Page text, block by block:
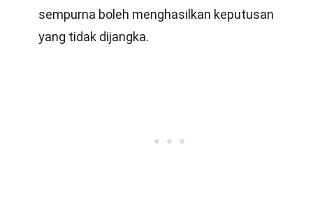
sempurna boleh menghasilkan keputusan
yang tidak dijangka.